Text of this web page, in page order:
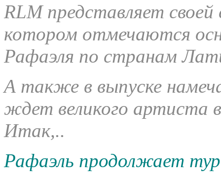
RLM представляет
котором отмечаются
Рафаэля по странам
А также в выпуске
ждет великого артиста
Итак,..
Рафаэль продолжает